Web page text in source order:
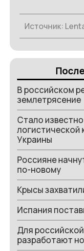
В российском
землетрясение
Стало
логистической
Украины
Россияне
по-новому
Крысы
Испания
Для
разработают
Источник: